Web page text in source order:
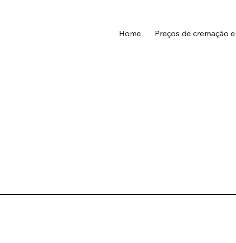
Home Preços de cremação